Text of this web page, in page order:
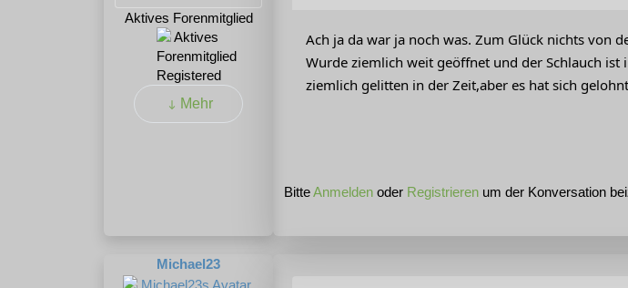
Aktives Forenmitglied
Registered
Mehr
Ach ja da war ja noch was. Zum Glück nichts von
Wurde ziemlich weit geöffnet und der Schlauch
ziemlich gelitten in der Zeit,aber es hat sich
BitteAnmelden oder Registrieren um der Konversation
Michael23